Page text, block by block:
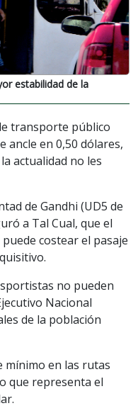
estabilidad de la
transporte público
ancle en 0,50 dólares,
actualidad no les
de Gandhi (UD5 de
a Tal Cual, que el
costear el pasaje
no pueden
Nacional
de la población
mínimo en las rutas
que representa el